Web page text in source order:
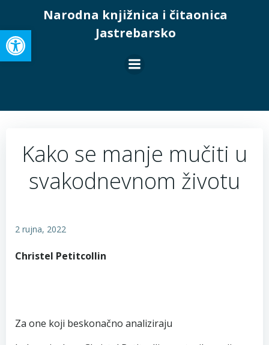
to
content
Narodna knjižnica i čitaonica
Jastrebarsko
Kako se manje mučiti u
svakodnevnom životu
2 rujna, 2022
Christel Petitcollin
Za one koji beskonačno analiziraju
Open toolbar